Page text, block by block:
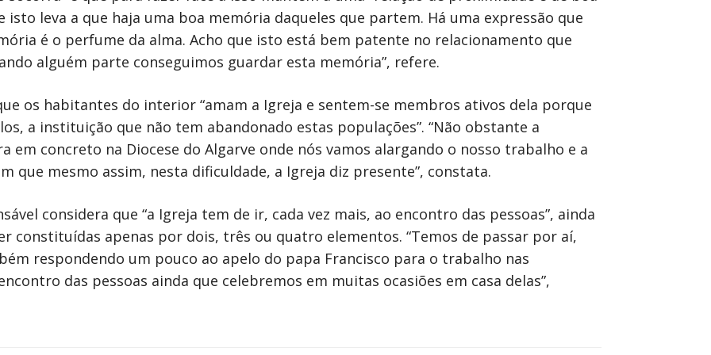
isto leva a que haja uma boa memória daqueles que partem. Há uma expressão que
é o perfume da alma. Acho que isto está bem patente no relacionamento que
alguém parte conseguimos guardar esta memória”, refere.
os habitantes do interior “amam a Igreja e sentem-se membros ativos dela porque
a instituição que não tem abandonado estas populações”. “Não obstante a
em concreto na Diocese do Algarve onde nós vamos alargando o nosso trabalho e a
que mesmo assim, nesta dificuldade, a Igreja diz presente”, constata.
considera que “a Igreja tem de ir, cada vez mais, ao encontro das pessoas”, ainda
constituídas apenas por dois, três ou quatro elementos. “Temos de passar por aí,
respondendo um pouco ao apelo do papa Francisco para o trabalho nas
das pessoas ainda que celebremos em muitas ocasiões em casa delas”,